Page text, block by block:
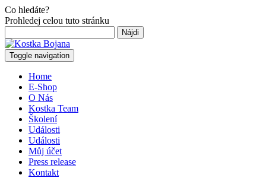
Co hledáte?
Prohledej celou tuto stránku
Toggle navigation
Home
E-Shop
O Nás
Kostka Team
Školení
Události
Události
Můj účet
Press release
Kontakt